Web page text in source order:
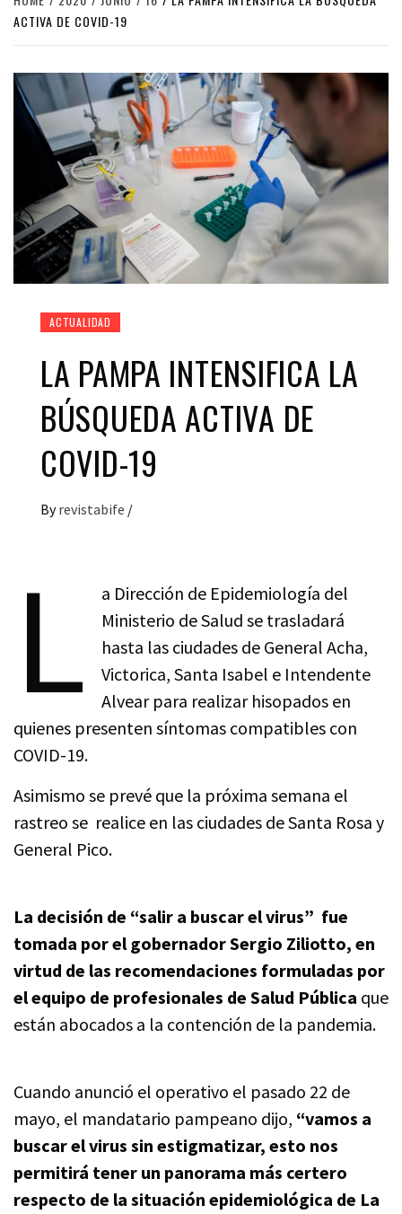
ACTIVA DE COVID-19
ACTUALIDAD
LA PAMPA INTENSIFICA LA
BÚSQUEDA ACTIVA DE
COVID-19
By revistabife /
L
a Dirección de Epidemiología del
Ministerio de Salud se trasladará
hasta las ciudades de General Acha,
Victorica, Santa Isabel e Intendente
Alvear para realizar hisopados en
quienes presenten síntomas compatibles con
COVID-19.
Asimismo se prevé que la próxima semana el
rastreo se realice en las ciudades de Santa Rosa y
General Pico.
La decisión de “salir a buscar el virus” fue
tomada por el gobernador Sergio Ziliotto, en
virtud de las recomendaciones formuladas por
el equipo de profesionales de Salud Pública que
están abocados a la contención de la pandemia.
Cuando anunció el operativo el pasado 22 de
mayo, el mandatario pampeano dijo, “vamos a
buscar el virus sin estigmatizar, esto nos
permitirá tener un panorama más certero
respecto de la situación epidemiológica de La